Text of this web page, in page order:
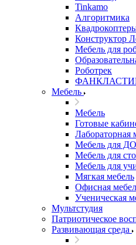
Tinkamo
Алгоритмика
Конструктор
Мебель для
Роботрек
Мебель
Мебель
Готовые
Лабораторная
Мебель для
Мебель для
Мебель для
Мягкая мебель
Офисная
Ученическая
Мультстудия
Патриотическое
Развивающая среда